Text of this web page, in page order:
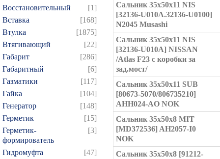
Восстановительный
[1]
Вставка
[168]
Втулка
[1875]
Втягивающий
[22]
Габарит
[286]
Габаритный
[6]
Газматики
[117]
Гайка
[104]
Генератор
[148]
Герметик
[15]
Герметик-
формирователь
[3]
Гидромуфта
[47]
Сальник 35x50x11 NIS
[32136-U010A.32136-U0100]
N2045 Musashi
Сальник 35x50x11 NIS
[32136-U010A] NISSAN
/Atlas F23 с коробки за
зад.мост/
Сальник 35x50x11 SUB
[80673-5070/806735210]
AHH024-AO NOK
Сальник 35x50x8 MIT
[MD372536] AH2057-I0
NOK
Сальник 35x50x8 [91212-